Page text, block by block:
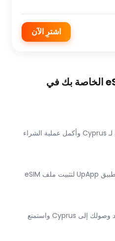
اشترِ الآن
كيفية تفعيل شريحة eSIM الخاصة بك في
تصفح خطط البيانات المتاحة لـ Cyprus وأكمل عملية الشراء
امسح رمز QR أو استخدم تطبيق UpApp لتثبيت ملف eSIM
قم بتفعيل تجوال البيانات عند وصولك إلى Cyprus واستمتع